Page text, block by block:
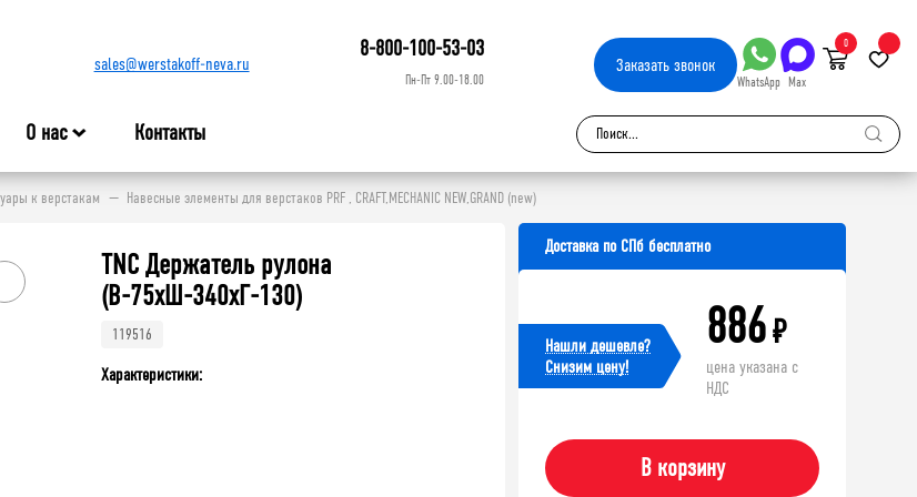
sales@werstakoff-neva.ru
8-800-100-53-03
Пн-Пт 9.00-18.00
Заказатьзвонок
WhatsApp Max
0
О нас Контакты
к верстакам Навесные элементы для верстаков PRF , CRAFT,MECHANIC NEW,GRAND (new)
TNC Держатель рулона
(В-75хШ-340хГ-130)
119516
Характеристики:
Доставка по СПб бесплатно
Нашли дешевле?
Cнизим цену!
886₽
цена указана с
НДС
В корзину